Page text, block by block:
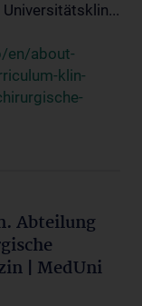
en/about-
klin-
Abteilung
| MedUni